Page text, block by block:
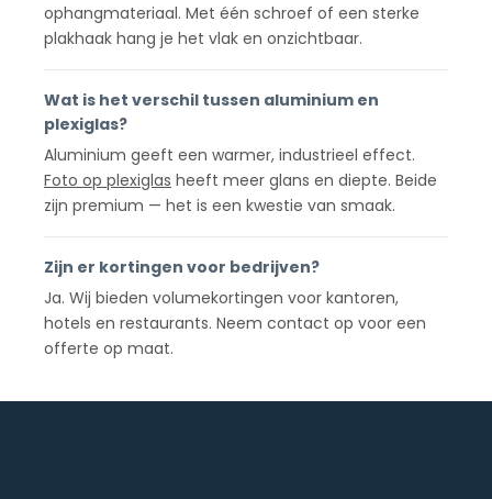
ophangmateriaal. Met één schroef of een sterke
plakhaak hang je het vlak en onzichtbaar.
Wat is het verschil tussen aluminium en
plexiglas?
Aluminium geeft een warmer, industrieel effect.
Foto op plexiglas heeft meer glans en diepte. Beide
zijn premium — het is een kwestie van smaak.
Zijn er kortingen voor bedrijven?
Ja. Wij bieden volumekortingen voor kantoren,
hotels en restaurants. Neem contact op voor een
offerte op maat.